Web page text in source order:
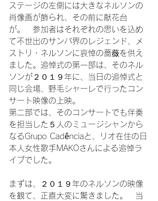
ステージの左側には大きなネルソンの
肖像画が飾られ、その前に献花台
が。　参加者はそれぞれの思いを込め
て不世出のサンバ界のレジェンド、メ
ストリ・ネルソンに哀悼の薔薇を供え
ました。追悼式の第一部は、そのネル
ソンが２０１９年に、当日の追悼式と
同じ会場、野毛シャーレで行ったコン
サート映像の上映。
第二部では、そのコンサートでも伴奏
を担当した５人のミュージシャンから
なるGrupo Cadênciaと、リオ在住の日
本人女性歌手MAKOさんによる追悼ラ
イブでした。
まずは、２０１９年のネルソンの映像
を観て、正直大変に驚きました。　当